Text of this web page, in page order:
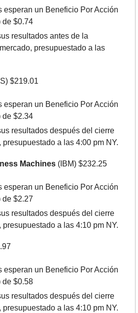
esperan un Beneficio Por Acción
de $0.74
resultados antes de la
presupuestado a las
$219.01
esperan un Beneficio Por Acción
de $2.34
resultados después del cierre
presupuestado a las 4:00 pm NY.
Machines (IBM) $232.25
esperan un Beneficio Por Acción
de $2.27
resultados después del cierre
presupuestado a las 4:10 pm NY.
esperan un Beneficio Por Acción
de $0.58
resultados después del cierre
presupuestado a las 4:10 pm NY.